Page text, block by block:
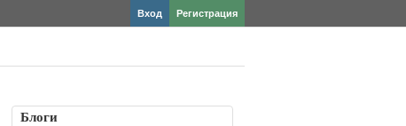
Регистрация
Вход
Блоги